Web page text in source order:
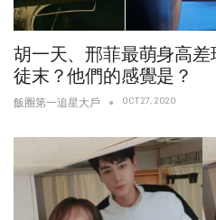
胡一天、邢菲最萌身高
徒末？他們的感覺是？
飯圈第一追星大戶 OCT 27, 2020